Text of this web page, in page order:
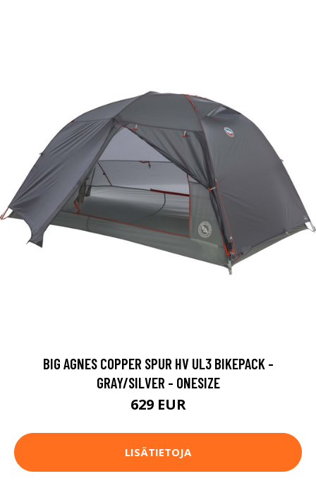
BIG AGNES COPPER SPUR HV UL3 BIKEPACK -
GRAY/SILVER - ONESIZE
629 EUR
LISÄTIETOJA